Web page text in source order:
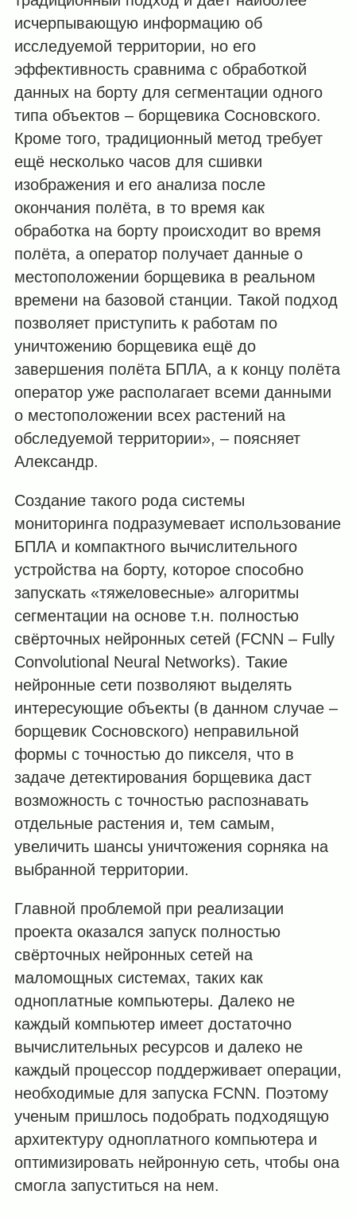
исчерпывающую информацию об
исследуемой территории, но его
эффективность сравнима с обработкой
данных на борту для сегментации одного
типа объектов – борщевика Сосновского.
Кроме того, традиционный метод требует
ещё несколько часов для сшивки
изображения и его анализа после
окончания полёта, в то время как
обработка на борту происходит во время
полёта, а оператор получает данные о
местоположении борщевика в реальном
времени на базовой станции. Такой подход
позволяет приступить к работам по
уничтожению борщевика ещё до
завершения полёта БПЛА, а к концу полёта
оператор уже располагает всеми данными
о местоположении всех растений на
обследуемой территории», – поясняет
Александр.
Создание такого рода системы
мониторинга подразумевает использование
БПЛА и компактного вычислительного
устройства на борту, которое способно
запускать «тяжеловесные» алгоритмы
сегментации на основе т.н. полностью
свёрточных нейронных сетей (FCNN – Fully
Convolutional Neural Networks). Такие
нейронные сети позволяют выделять
интересующие объекты (в данном случае –
борщевик Сосновского) неправильной
формы с точностью до пикселя, что в
задаче детектирования борщевика даст
возможность с точностью распознавать
отдельные растения и, тем самым,
увеличить шансы уничтожения сорняка на
выбранной территории.
Главной проблемой при реализации
проекта оказался запуск полностью
свёрточных нейронных сетей на
маломощных системах, таких как
одноплатные компьютеры. Далеко не
каждый компьютер имеет достаточно
вычислительных ресурсов и далеко не
каждый процессор поддерживает операции,
необходимые для запуска FCNN. Поэтому
ученым пришлось подобрать подходящую
архитектуру одноплатного компьютера и
оптимизировать нейронную сеть, чтобы она
смогла запуститься на нем.